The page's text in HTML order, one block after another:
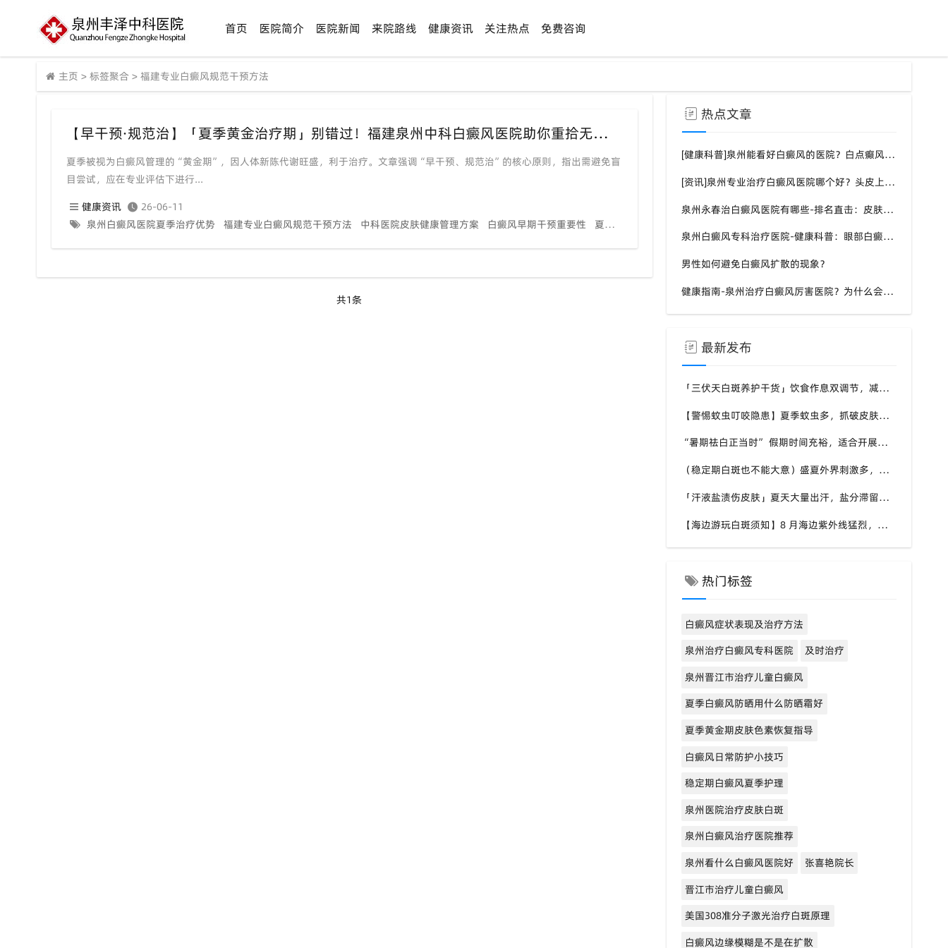
首页 医院简介 医院新闻 来院路线 健康资讯 关注热点 免费咨询
主页 > 标签聚合 > 福建专业白癜风规范干预方法
【早干预·规范治】「夏季黄金治疗期」别错过！福建泉州中科白癜风医院助你重拾无瑕肌肤
夏季被视为白癜风管理的“黄金期”，因人体新陈代谢旺盛，利于治疗。文章强调“早干预、规范治”的核心原则，指出需避免盲
目尝试，应在专业评估下进行...
健康资讯
26-06-11
泉州白癜风医院夏季治疗优势
福建专业白癜风规范干预方法 中科医院皮肤健康管理方案 白癜风早期干预重要性 夏季黄金期皮肤色素恢复指导
共1条
热点文章
[健康科普]泉州能看好白癜风的医院？白点癫风需要注意什么饮食？
[资讯]泉州专业治疗白癜风医院哪个好？头皮上有一块白色厚厚的头皮？
泉州永春治白癜风医院有哪些-排名直击：皮肤白斑是什么原因导致的？
泉州白癜风专科治疗医院-健康科普：眼部白癜风症状？
男性如何避免白癜风扩散的现象？
健康指南-泉州治疗白癜风厉害医院？为什么会长白斑的原因？
最新发布
「三伏天白斑养护干货」饮食作息双调节，减少白斑加重诱因，福建泉州中科白癜风医院为福建白斑群体科普实用知识
【警惕蚊虫叮咬隐患】夏季蚊虫多，抓破皮肤易触发同形反应，福建泉州中科白癜风医院提醒白癜风患者做好防蚊护理
“暑期祛白正当时” 假期时间充裕，适合开展白斑系统干预，福建泉州中科白癜风医院分型分期定制白斑康复方案
（稳定期白斑也不能大意）盛夏外界刺激多，忽视防护也会复发，福建泉州中科白癜风医院分享白癜风夏季维持护理知识
「汗液盐渍伤皮肤」夏天大量出汗，盐分滞留刺激白斑患处，福建泉州中科白癜风医院讲解白癜风患者夏日皮肤清洁要点
【海边游玩白斑须知】8 月海边紫外线猛烈，白斑部位缺少黑色素保护，福建泉州中科白癜风医院科普出游白斑防护方案
热门标签
白癜风症状表现及治疗方法
泉州治疗白癜风专科医院
及时治疗
泉州晋江市治疗儿童白癜风
夏季白癜风防晒用什么防晒霜好
夏季黄金期皮肤色素恢复指导
白癜风日常防护小技巧
稳定期白癜风夏季护理
泉州医院治疗皮肤白斑
泉州白癜风治疗医院推荐
泉州看什么白癜风医院好
张喜艳院长
晋江市治疗儿童白癜风
美国308准分子激光治疗白斑原理
白癜风边缘模糊是不是在扩散